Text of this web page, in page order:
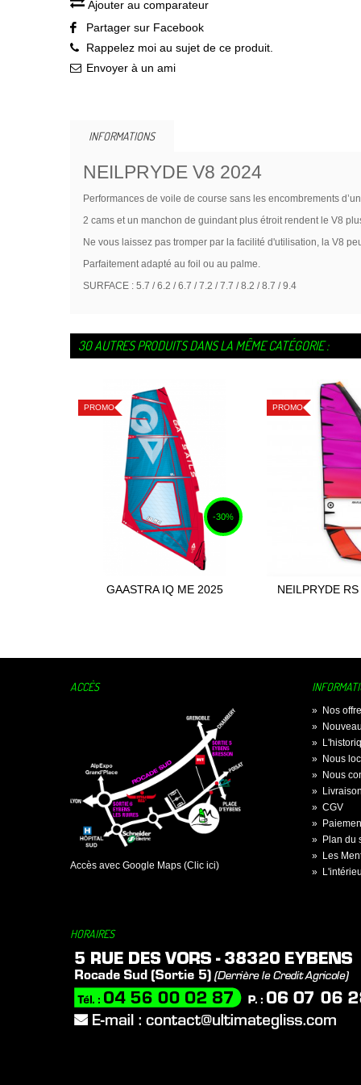
Ajouter au comparateur
Partager sur Facebook
Rappelez moi au sujet de ce produit.
Envoyer à un ami
INFORMATIONS
NEILPRYDE V8 2024
Performances de voile de course sans les encombrements
2 cams et un manchon de guindant plus étroit rendent le V8
Ne vous laissez pas tromper par la facilité d'utilisation, la V8
Parfaitement adapté au foil ou au palme.
SURFACE : 5.7 /6.2 /6.7 /7.2 /7.7 /8.2 /8.7 /9.4
30 AUTRES PRODUITS DANS LA MÊME CATÉGORIE :
PROMO
-30%
Ajouter au panier
GAASTRA IQ ME 2025
PROMO
Ajouter
NEILPRYDE
ACCÈS
Accès avec Google Maps (Clic ici)
» Nos
»
»
» Nous
» Nous
»
» CGV
»
» Plan du
» Les
»
HORAIRES